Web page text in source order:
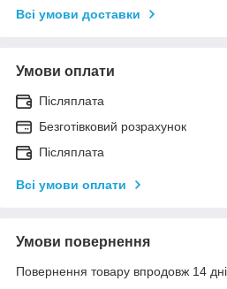
Всі умови доставки
Умови оплати
Післяплата
Безготівковий розрахунок
Післяплата
Всі умови оплати
Умови повернення
Повернення товару впродовж 14